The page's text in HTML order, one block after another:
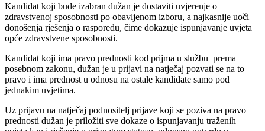
Kandidat koji bude izabran dužan je dostaviti uvjerenje o
zdravstvenoj sposobnosti po obavljenom izboru, a najkasnije uoči
donošenja rješenja o rasporedu, čime dokazuje ispunjavanje uvjeta
opće zdravstvene sposobnosti.
Kandidat koji ima pravo prednosti kod prijma u službu prema
posebnom zakonu, dužan je u prijavi na natječaj pozvati se na to
pravo i ima prednost u odnosu na ostale kandidate samo pod
jednakim uvjetima.
Uz prijavu na natječaj podnositelj prijave koji se poziva na pravo
prednosti dužan je priložiti sve dokaze o ispunjavanju traženih